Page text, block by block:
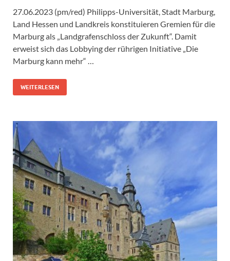
27.06.2023 (pm/red) Philipps-Universität, Stadt Marburg,
Land Hessen und Landkreis konstituieren Gremien für die
Marburg als „Landgrafenschloss der Zukunft“. Damit
erweist sich das Lobbying der rührigen Initiative „Die
Marburg kann mehr“ …
WEITERLESEN